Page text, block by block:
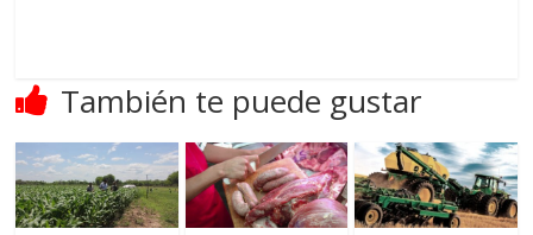
También te puede gustar